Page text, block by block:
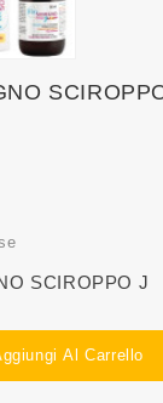
SCIROPPO J
Al Carrello